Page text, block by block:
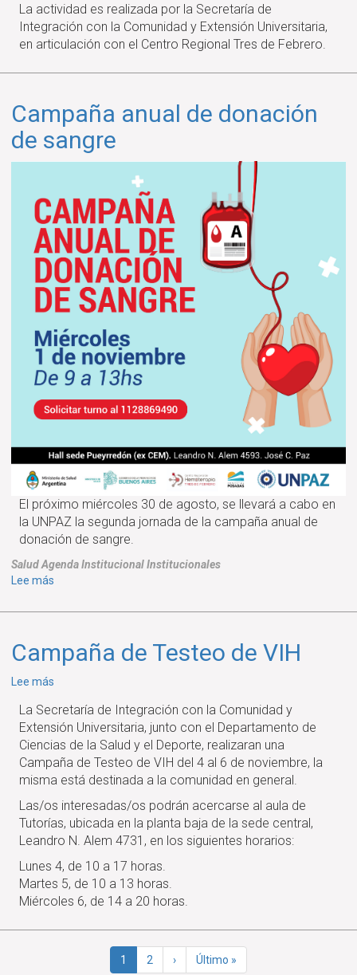
donación
de
sangre
La actividad es realizada por la Secretaría de
Integración con la Comunidad y Extensión Universitaria,
en articulación con el Centro Regional Tres de Febrero.
Campaña anual de donación
de sangre
El próximo miércoles 30 de agosto, se llevará a cabo en
la UNPAZ la segunda jornada de la campaña anual de
donación de sangre.
SaludAgendaInstitucionalInstitucionales
Lee más
anual
donación
de
Campaña de Testeo de VIH
Lee más
de
Testeo
de
VIH
La Secretaría de Integración con la Comunidad y
Extensión Universitaria, junto con el Departamento de
Ciencias de la Salud y el Deporte, realizaran una
Campaña de Testeo de VIH del 4 al 6 de noviembre, la
misma está destinada a la comunidad en general.
Las/os interesadas/os podrán acercarse al aula de
Tutorías, ubicada en la planta baja de la sede central,
Leandro N. Alem 4731, en los siguientes horarios:
Lunes 4, de 10 a 17 horas.
Martes 5, de 10 a 13 horas.
Miércoles 6, de 14 a 20 horas.
Página
1 Página
2
Siguiente
›
Última
Último »